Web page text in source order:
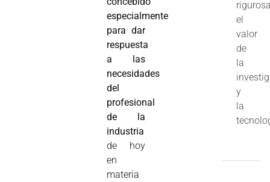
especialmente
para dar
respuesta
a las
necesidades
del
profesional
de la
industria
de hoy
en
materia
el
valor
de
la
y
la